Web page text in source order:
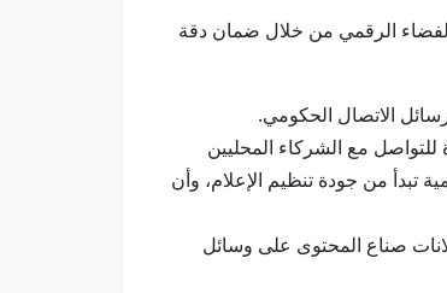
الرقمي من خلال ضمان دقة
الاتصال الحكومي.
مع الشركاء المحليين
تبدأ من جودة تنظيم الإعلام، وأن
صناع المحتوى على وسائل